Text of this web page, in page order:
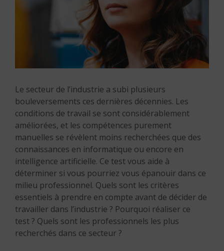
Le secteur de l’industrie a subi plusieurs
bouleversements ces dernières décennies. Les
conditions de travail se sont considérablement
améliorées, et les compétences purement
manuelles se révèlent moins recherchées que des
connaissances en informatique ou encore en
intelligence artificielle. Ce test vous aide à
déterminer si vous pourriez vous épanouir dans ce
milieu professionnel. Quels sont les critères
essentiels à prendre en compte avant de décider de
travailler dans l’industrie ? Pourquoi réaliser ce
test ? Quels sont les professionnels les plus
recherchés dans ce secteur ?